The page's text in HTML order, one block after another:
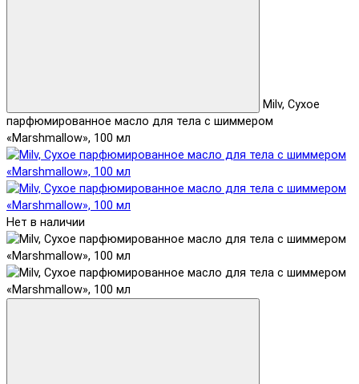
Milv, Сухое
парфюмированное масло для тела с шиммером
«Marshmallow», 100 мл
Нет в наличии